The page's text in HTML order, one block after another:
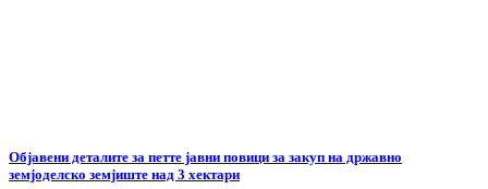
Објавени деталите за петте јавни повици за закуп на државно
земјоделско земјиште над 3 хектари